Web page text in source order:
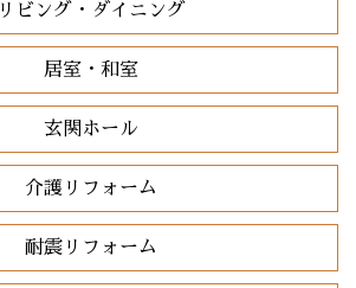
リビング・ダイニング
居室・和室
玄関ホール
介護リフォーム
耐震リフォーム